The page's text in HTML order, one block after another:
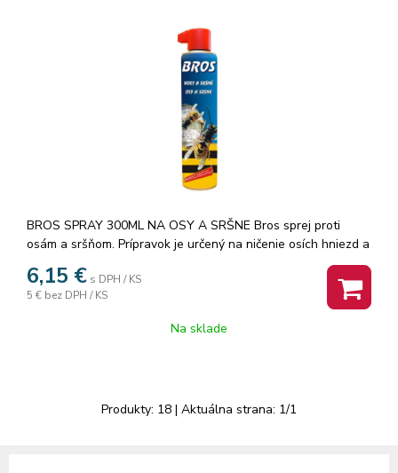
BROS SPRAY 300ML NA OSY A SRŠNE Bros sprej proti
osám a sršňom. Prípravok je určený na ničenie osích hniezd a
6,15 € s DPH / KS
5 € bez DPH / KS
Na sklade
Produkty: 18 | Aktuálna strana: 1/1